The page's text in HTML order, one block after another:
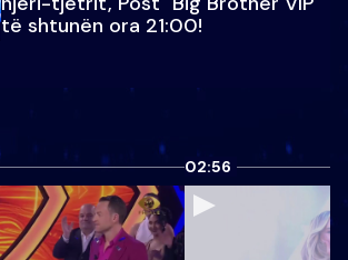
të shtunën ora 21:00!
02:56